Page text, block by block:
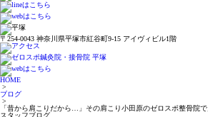
〒254-0043 神奈川県平塚市紅谷町9-15 アイヴィビル1階
HOME
>
ブログ
>
「昔から肩こりだから…」その肩こり小田原のゼロスポ整骨院
スタッフブログ